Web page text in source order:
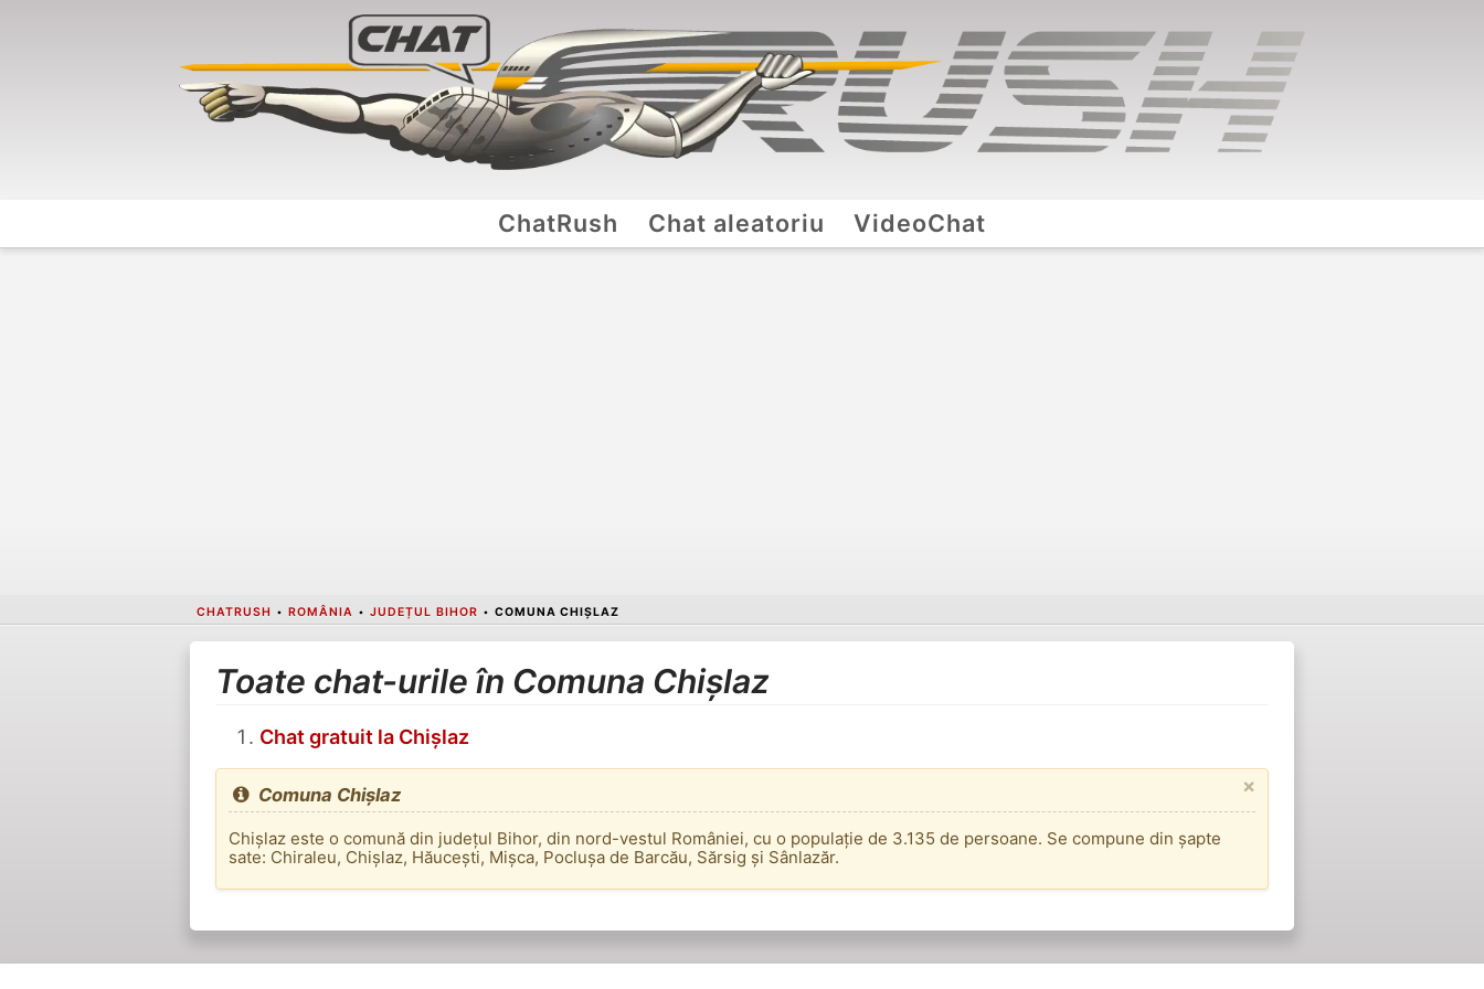
ChatRush Chat aleatoriu VideoChat
CHATRUSH • ROMÂNIA • JUDEȚUL BIHOR • COMUNA CHIȘLAZ
Toate chat-urile în Comuna Chișlaz
Chat gratuit la Chișlaz
×
Comuna Chișlaz
Chișlaz este o comună din județul Bihor, din nord-vestul României, cu o populație de 3.135 de persoane. Se compune din șapte
sate: Chiraleu, Chișlaz, Hăucești, Mișca, Poclușa de Barcău, Sărsig și Sânlazăr.